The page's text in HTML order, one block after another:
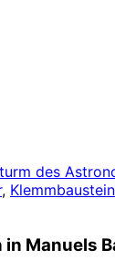
des
,
Manuels